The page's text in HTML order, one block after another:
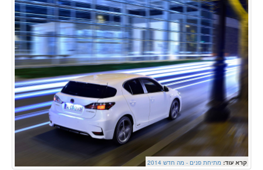
קרא עוד: מתיחת פנים - מה חדש 2014